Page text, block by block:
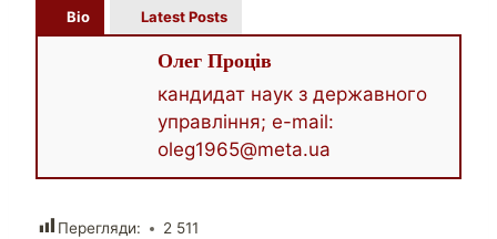
Bio Latest Posts
Олег Проців
кандидат наук з державного
управління; e-mail:
oleg1965@meta.ua
Перегляди: 2 511